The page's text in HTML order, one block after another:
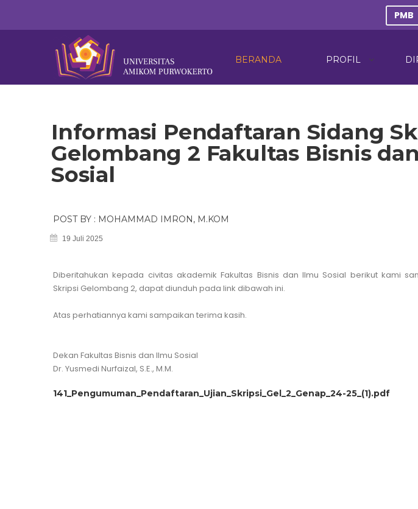
PMB
BERANDA PROFIL
Informasi Pendaftaran Sidang
Gelombang 2 Fakultas Bisnis
Sosial
POST BY : MOHAMMAD IMRON, M.KOM
19 Juli 2025
Diberitahukan kepada civitas akademik Fakultas Bisnis dan Ilmu Sosial berikut kami
Skripsi Gelombang 2, dapat diunduh pada link dibawah ini.
Atas perhatiannya kami sampaikan terima kasih.
Dekan Fakultas Bisnis dan Ilmu Sosial
Dr. Yusmedi Nurfaizal, S.E., M.M.
141_Pengumuman_Pendaftaran_Ujian_Skripsi_Gel_2_Genap_24-25_(1).pdf